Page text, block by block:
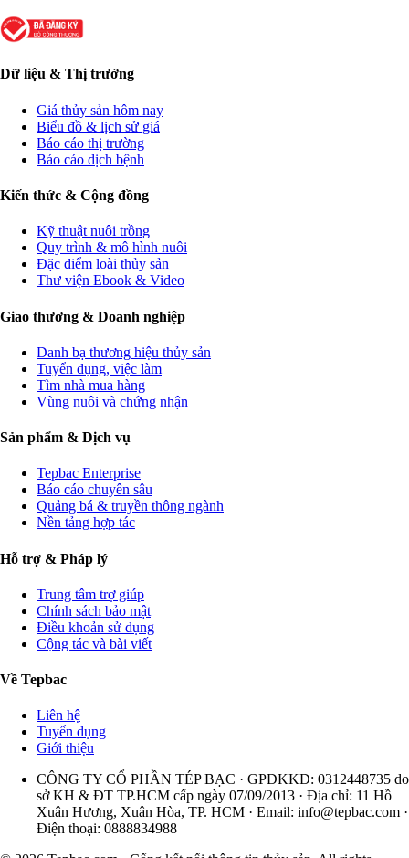
Dữ liệu & Thị trường
Giá thủy sản hôm nay
Biểu đồ & lịch sử giá
Báo cáo thị trường
Báo cáo dịch bệnh
Kiến thức & Cộng đồng
Kỹ thuật nuôi trồng
Quy trình & mô hình nuôi
Đặc điểm loài thủy sản
Thư viện Ebook & Video
Giao thương & Doanh nghiệp
Danh bạ thương hiệu thủy sản
Tuyển dụng, việc làm
Tìm nhà mua hàng
Vùng nuôi và chứng nhận
Sản phẩm & Dịch vụ
Tepbac Enterprise
Báo cáo chuyên sâu
Quảng bá & truyền thông ngành
Nền tảng hợp tác
Hỗ trợ & Pháp lý
Trung tâm trợ giúp
Chính sách bảo mật
Điều khoản sử dụng
Cộng tác và bài viết
Về Tepbac
Liên hệ
Tuyển dụng
Giới thiệu
CÔNG TY CỔ PHẦN TÉP BẠC · GPDKKD: 0312448735 do
sở KH & ĐT TP.HCM cấp ngày 07/09/2013 · Địa chỉ: 11 Hồ
Xuân Hương, Xuân Hòa, TP. HCM · Email: info@tepbac.com ·
Điện thoại: 0888834988